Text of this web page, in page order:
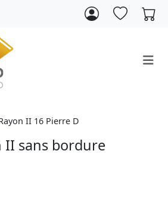
II 16 Pierre D
II sans bordure